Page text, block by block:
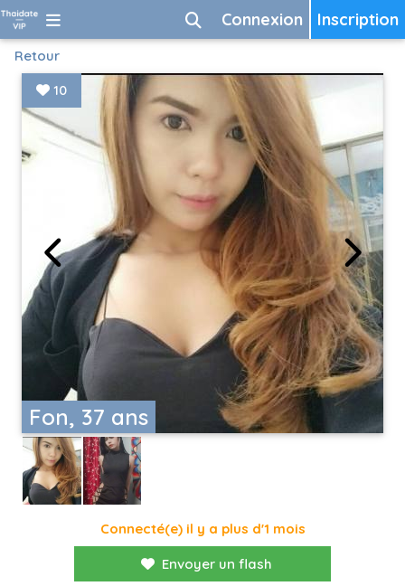
Inscription
Connexion
Retour
Fon, 37 ans
10
Connecté(e) il y a plus d'1 mois
Envoyer un flash